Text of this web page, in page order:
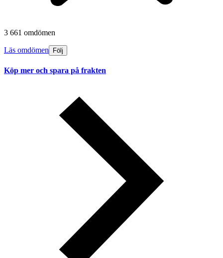
3 661 omdömen
Läs omdömen Följ
Köp mer och spara på frakten